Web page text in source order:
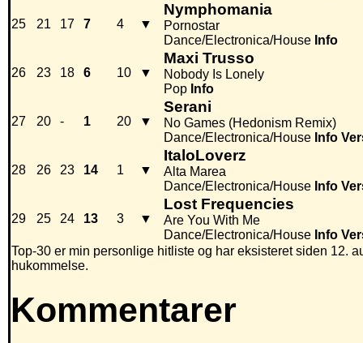
25 21 17 7 4 ▼
Nymphomania
Pornostar
Dance/Electronica/House Info
26 23 18 6 10 ▼
Maxi Trusso
Nobody Is Lonely
Pop Info
27 20 - 1 20 ▼
Serani
No Games (Hedonism Remix)
Dance/Electronica/House Info
28 26 23 14 1 ▼
ItaloLoverz
Alta Marea
Dance/Electronica/House Info
29 25 24 13 3 ▼
Lost Frequencies
Are You With Me
Dance/Electronica/House Info
Top-30 er min personlige hitliste og har eksisteret siden 12.
hukommelse.
Kommentarer